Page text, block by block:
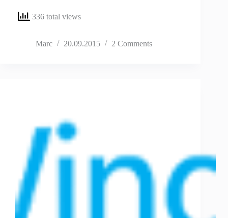
336 total views
Marc 20.09.2015 2 Comments